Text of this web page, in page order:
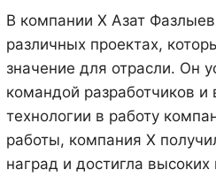
В компании X Азат
различных проектах,
значение для отрасли. Он
командой разработчиков
технологии в работу
работы, компания X
наград и достигла высоких